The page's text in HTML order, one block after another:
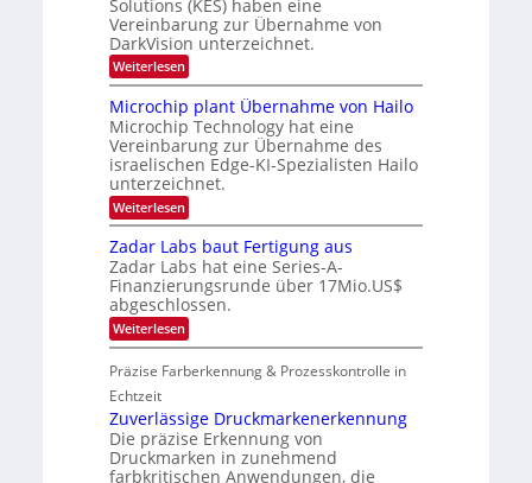
e
r
L
o
g
i
m
a
t
2
0
2
7
l
N
e
w
s
‘
V
s
i
o
N
i
g
h
t
2
0
2
6
n
d
o
b
e
t
e
i
l
g
t
s
i
c
h
a
n
S
e
r
a
s
S
e
r
Solutions (KES) haben eine
Vereinbarung zur Übernahme von
DarkVision unterzeichnet.
Weiterlesen:
B
a
c
k
s
t
o
n
e
ü
b
e
r
n
i
m
m
t
a
r
k
V
Microchip plant Übernahme von Hailo
Microchip Technology hat eine
Vereinbarung zur Übernahme des
israelischen Edge-KI-Spezialisten Hailo
unterzeichnet.
Weiterlesen:
M
c
r
o
c
h
i
p
p
n
t
Ü
b
Zadar Labs baut Fertigung aus
Zadar Labs hat eine Series-A-
Finanzierungsrunde über 17Mio.US$
abgeschlossen.
Weiterlesen:
Z
d
r
L
a
b
s
Präzise Farberkennung & Prozesskontrolle in
Echtzeit
Zuverlässige Druckmarkenerkennung
Die präzise Erkennung von
Druckmarken in zunehmend
farbkritischen Anwendungen, die